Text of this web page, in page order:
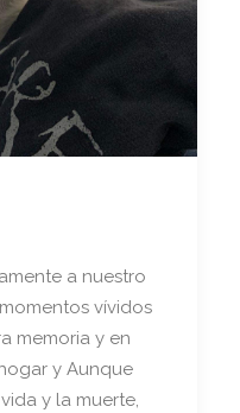
a nuestro
vívidos
memoria y en
y Aunque
y la muerte,